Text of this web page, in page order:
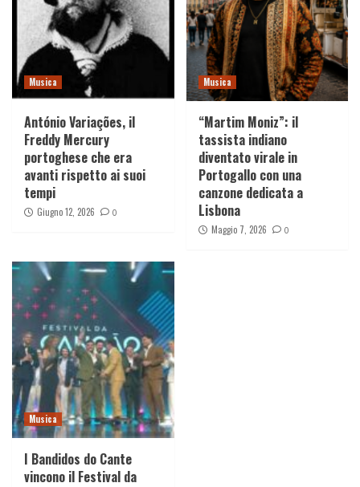
Musica
António Variações, il
Freddy Mercury
portoghese che era
avanti rispetto ai suoi
tempi
Giugno 12, 2026 0
Musica
“Martim Moniz”: il
tassista indiano
diventato virale in
Portogallo con una
canzone dedicata a
Lisbona
Maggio 7, 2026 0
Musica
I Bandidos do Cante
vincono il Festival da